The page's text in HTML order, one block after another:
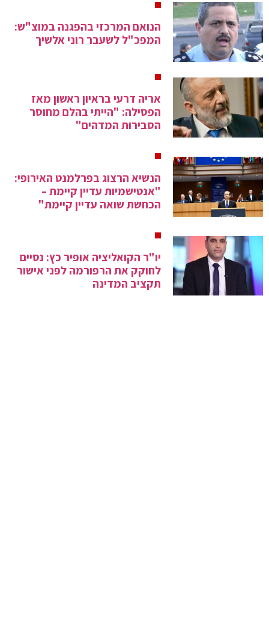
הנואם המרכזי בהפגנה במוצ"ש:
המפכ"ל לשעבר רוני אלשיך
אריה דרעי בראיון ראשון מאז
הפסילה: "הייתי בהלם מחוסר
הסבירות המדהים"
הנשיא הרצוג בפרלמנט האירופי:
"אנטישמיות עדיין קיימת –
הכחשת שואה עדיין קיימת"
יו"ר הקואליציה אופיר כץ: נסיים
לחוקק את הרפורמה לפני אישור
תקציב המדינה